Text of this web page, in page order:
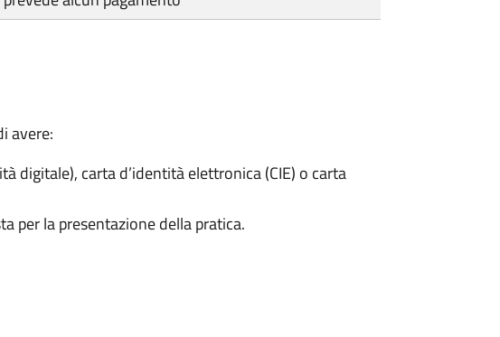
avere:
digitale), carta d’identità elettronica (CIE) o carta
per la presentazione della pratica.